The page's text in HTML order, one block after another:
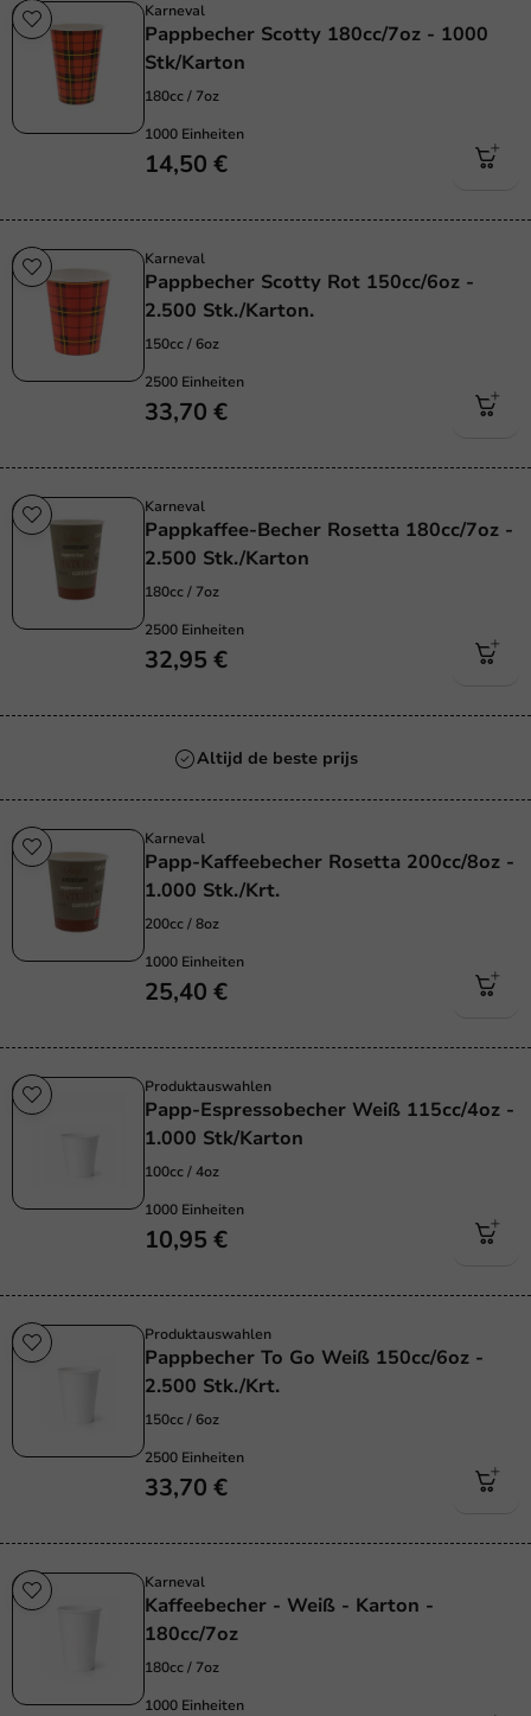
Karneval
Pappbecher Scotty 180cc/7oz - 1000
Stk/Karton
180cc / 7oz
1000 Einheiten
14,50 €
Karneval
Pappbecher Scotty Rot 150cc/6oz -
2.500 Stk./Karton.
150cc / 6oz
2500 Einheiten
33,70 €
Karneval
Pappkaffee-Becher Rosetta 180cc/7oz -
2.500 Stk./Karton
180cc / 7oz
2500 Einheiten
32,95 €
Altijd de beste prijs
Karneval
Papp-Kaffeebecher Rosetta 200cc/8oz -
1.000 Stk./Krt.
200cc / 8oz
1000 Einheiten
25,40 €
Produktauswahlen
Papp-Espressobecher Weiß 115cc/4oz -
1.000 Stk/Karton
100cc / 4oz
1000 Einheiten
10,95 €
Produktauswahlen
Pappbecher To Go Weiß 150cc/6oz -
2.500 Stk./Krt.
150cc / 6oz
2500 Einheiten
33,70 €
Karneval
Kaffeebecher - Weiß - Karton -
180cc/7oz
180cc / 7oz
1000 Einheiten